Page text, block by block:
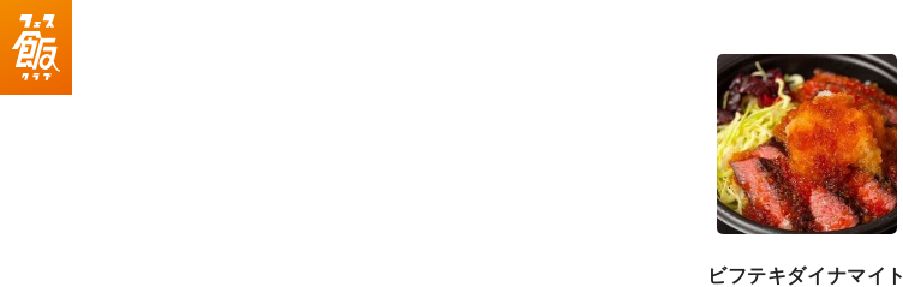
ビフテキダイナマイト